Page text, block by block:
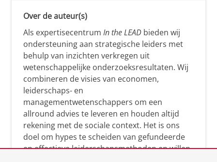
Over de auteur(s)
Als expertisecentrum In the LEAD bieden wij
ondersteuning aan strategische leiders met
behulp van inzichten verkregen uit
wetenschappelijke onderzoeksresultaten. Wij
combineren de visies van economen,
leiderschaps- en
managementwetenschappers om een
allround advies te leveren en houden altijd
rekening met de sociale context. Het is ons
doel om hypes te scheiden van gefundeerde
en effectieve leiderschapsmethoden en willen